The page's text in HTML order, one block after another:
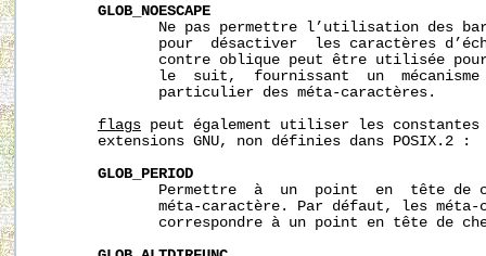
GLOB_NOESCAPE
Ne pas permettre l’utilisation des
pour  désactiver  les caractères
contre oblique peut être utilisée
le  suit,  fournissant  un
              particulier des méta-caractères.
flags peut également utiliser les
       extensions GNU, non définies dans POSIX.2 :
GLOB_PERIOD
Permettre  à  un  point  en  tête de
méta-caractère. Par défaut, les
correspondre à un point en tête de